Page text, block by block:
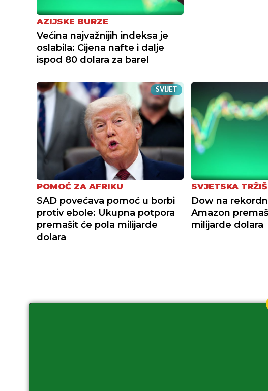
AZIJSKE BURZE
Većina najvažnijih indeksa je
oslabila: Cijena nafte i dalje
ispod 80 dolara za barel
SVIJET
POMOĆ ZA AFRIKU
SAD povećava pomoć u borbi
protiv ebole: Ukupna potpora
premašit će pola milijarde
dolara
SVJETSKA
Dow na
Amazon
milijarde dolara